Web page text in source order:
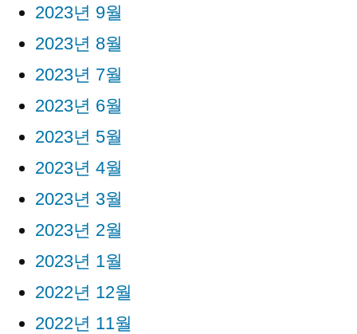
2023년 9월
2023년 8월
2023년 7월
2023년 6월
2023년 5월
2023년 4월
2023년 3월
2023년 2월
2023년 1월
2022년 12월
2022년 11월